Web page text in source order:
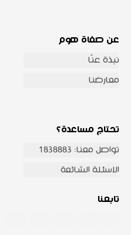
عن صفاة هوم
نبذة عنّا
معارضنا
تحتاج مساعدة؟
تواصل معنا: 1838883
الاسئلة الشائعة
تابعنا